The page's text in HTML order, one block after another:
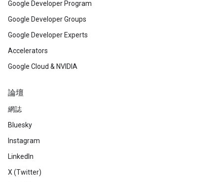
Google Developer Program
Google Developer Groups
Google Developer Experts
Accelerators
Google Cloud & NVIDIA
論壇
網誌
Bluesky
Instagram
LinkedIn
X (Twitter)